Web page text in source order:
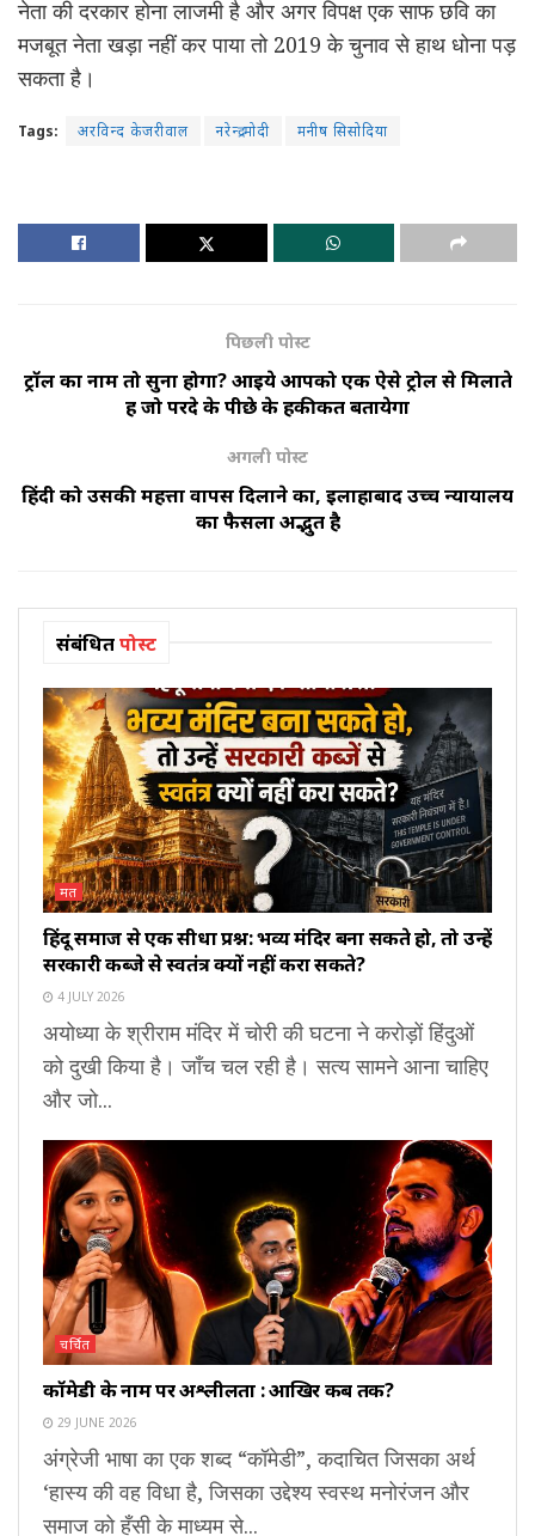
नेता की दरकार होना लाजमी है और अगर विपक्ष एक साफ छवि का
मजबूत नेता खड़ा नहीं कर पाया तो 2019 के चुनाव से हाथ धोना पड़
सकता है।
Tags: अरविन्द केजरीवाल नरेन्द्र मोदी मनीष सिसोदिया
पिछली पोस्ट
ट्रॉल का नाम तो सुना होगा? आइये आपको एक ऐसे ट्रोल से मिलाते
हैं जो परदे के पीछे के हकीकत बतायेगा
अगली पोस्ट
हिंदी को उसकी महत्ता वापस दिलाने का, इलाहाबाद उच्च न्यायालय
का फैसला अद्भुत है
संबंधितपोस्ट
मत
हिंदू समाज से एक सीधा प्रश्न: भव्य मंदिर बना सकते हो, तो उन्हें
सरकारी कब्जे से स्वतंत्र क्यों नहीं करा सकते?
4 JULY 2026
अयोध्या के श्रीराम मंदिर में चोरी की घटना ने करोड़ों हिंदुओं
को दुखी किया है। जाँच चल रही है। सत्य सामने आना चाहिए
और जो...
चर्चित
कॉमेडी के नाम पर अश्लीलता : आखिर कब तक?
29 JUNE 2026
अंग्रेजी भाषा का एक शब्द “कॉमेडी”, कदाचित जिसका अर्थ
‘हास्य की वह विधा है, जिसका उद्देश्य स्वस्थ मनोरंजन और
समाज को हँसी के माध्यम से...